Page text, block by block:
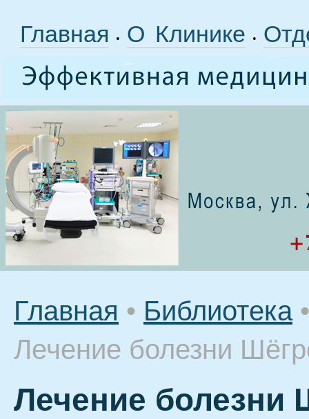
Главная • О Клинике •
Главная • Библиотека •
Лечение болезни
Лечение болезни